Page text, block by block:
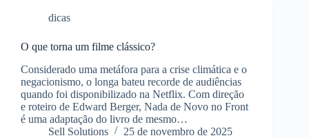
dicas
O que torna um filme clássico?
Considerado uma metáfora para a crise climática e o
negacionismo, o longa bateu recorde de audiências
quando foi disponibilizado na Netflix. Com direção
e roteiro de Edward Berger, Nada de Novo no Front
é uma adaptação do livro de mesmo…
Sell Solutions
25 de novembro de 2025